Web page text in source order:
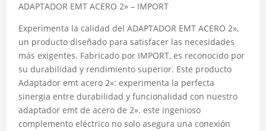
ADAPTADOR EMT ACERO 2» – IMPORT
Experimenta la calidad del ADAPTADOR EMT ACERO 2»,
un producto diseñado para satisfacer las necesidades
más exigentes. Fabricado por IMPORT, es reconocido por
su durabilidad y rendimiento superior. Este producto
Adaptador emt acero 2»: experimenta la perfecta
sinergia entre durabilidad y funcionalidad con nuestro
adaptador emt de acero de 2». este ingenioso
complemento eléctrico no solo asegura una conexión